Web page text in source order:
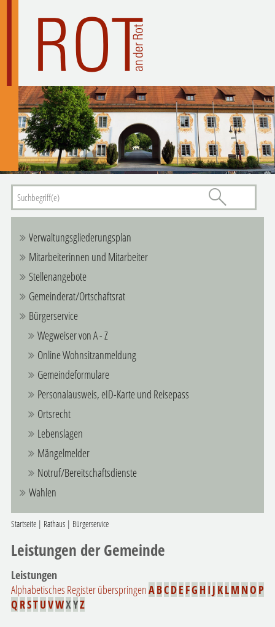
Verwaltungsgliederungsplan
Mitarbeiterinnen und Mitarbeiter
Stellenangebote
Gemeinderat/Ortschaftsrat
Bürgerservice
Wegweiser von A - Z
Online Wohnsitzanmeldung
Gemeindeformulare
Personalausweis, eID-Karte und Reisepass
Ortsrecht
Lebenslagen
Mängelmelder
Notruf/Bereitschaftsdienste
Wahlen
Startseite| Rathaus| Bürgerservice
Leistungen der Gemeinde
Leistungen
Alphabetisches Register überspringenABCDE FG H I J KLM NO P
Q RSTUVWXYZ